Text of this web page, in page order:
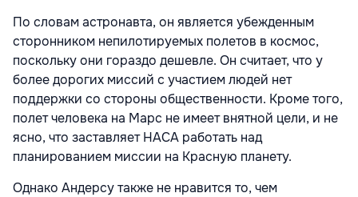
По словам астронавта, он является убежденным
сторонником непилотируемых полетов в космос,
поскольку они гораздо дешевле. Он считает, что у
более дорогих миссий с участием людей нет
поддержки со стороны общественности. Кроме того,
полет человека на Марс не имеет внятной цели, и не
ясно, что заставляет НАСА работать над
планированием миссии на Красную планету.
Однако Андерсу также не нравится то, чем